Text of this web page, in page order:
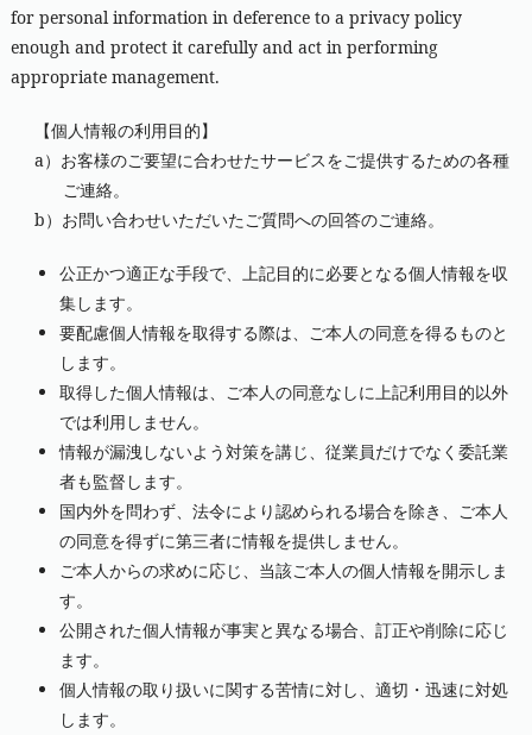
for personal information in deference to a privacy policy
enough and protect it carefully and act in performing
appropriate management.
【個人情報の利用目的】
a）お客様のご要望に合わせたサービスをご提供するための各種
ご連絡。
b）お問い合わせいただいたご質問への回答のご連絡。
公正かつ適正な手段で、上記目的に必要となる個人情報を収
集します。
要配慮個人情報を取得する際は、ご本人の同意を得るものと
します。
取得した個人情報は、ご本人の同意なしに上記利用目的以外
では利用しません。
情報が漏洩しないよう対策を講じ、従業員だけでなく委託業
者も監督します。
国内外を問わず、法令により認められる場合を除き、ご本人
の同意を得ずに第三者に情報を提供しません。
ご本人からの求めに応じ、当該ご本人の個人情報を開示しま
す。
公開された個人情報が事実と異なる場合、訂正や削除に応じ
ます。
個人情報の取り扱いに関する苦情に対し、適切・迅速に対処
します。